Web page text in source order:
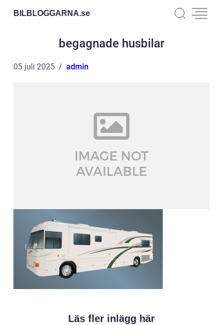
BILBLOGGARNA.se
begagnade husbilar
05 juli 2025 admin
Läs fler inlägg här